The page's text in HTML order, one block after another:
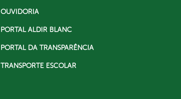
OUVIDORIA
PORTAL ALDIR BLANC
PORTAL DA TRANSPARÊNCIA
TRANSPORTE ESCOLAR